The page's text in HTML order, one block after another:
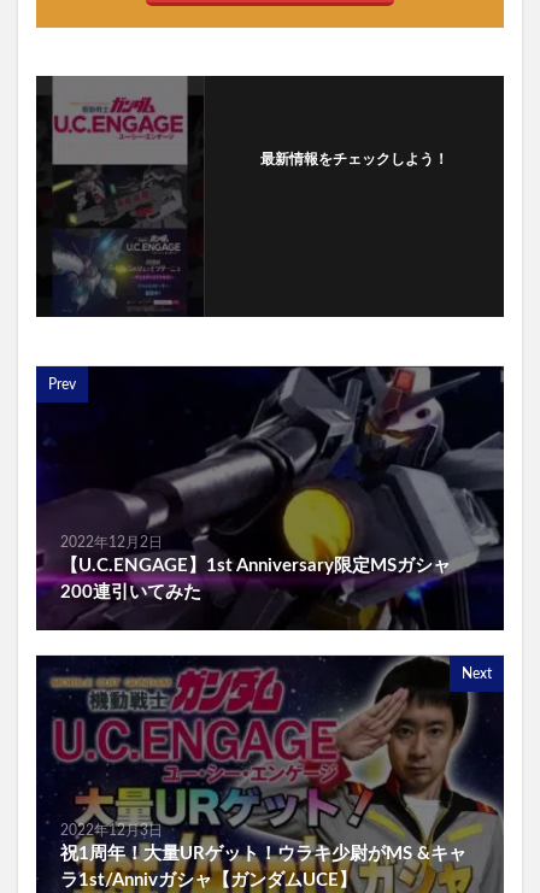
最新情報をチェックしよう！
Prev
2022年12月2日
【U.C.ENGAGE】1st Anniversary限定MSガシャ
200連引いてみた
Next
2022年12月3日
祝1周年！大量URゲット！ウラキ少尉がMS &キャ
ラ1st/Annivガシャ【ガンダムUCE】